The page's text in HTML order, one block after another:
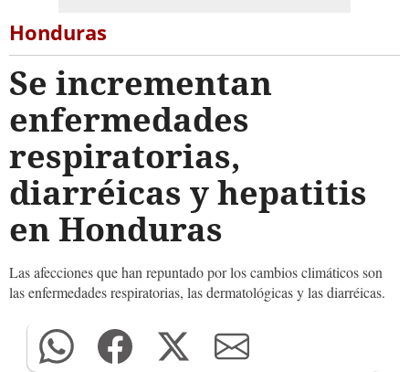
Honduras
Se incrementan
enfermedades
respiratorias,
diarréicas y hepatitis
en Honduras
Las afecciones que han repuntado por los cambios climáticos son
las enfermedades respiratorias, las dermatológicas y las diarréicas.